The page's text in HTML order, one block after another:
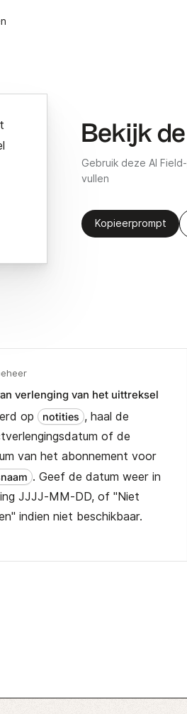
Bekijk
Gebruik deze AI
vullen
Kopieerprompt
verlenging van het uittreksel
op notities , haal de
of de
van het abonnement voor
. Geef de datum weer in
JJJJ-MM-DD, of "Niet
indien niet beschikbaar.